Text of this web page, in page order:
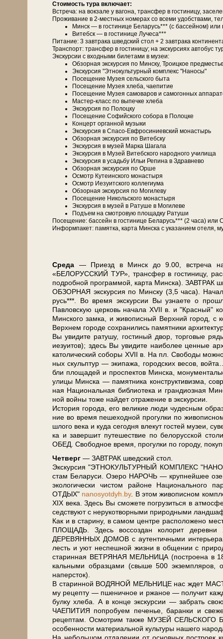
Сто­и­мость ту­ра вклю­ча­ет:
Встреча: на вок­за­ле у ва­го­на, транс­фер в го­сти­ни­цу,
Про­жи­ва­ние в 2-местных но­ме­рах со все­ми удоб­ства­ми,
Минск — в го­сти­ни­це Бе­ла­русь*** (с бас­сей­ном)
Ви­тебск — в го­сти­ни­це Лучеса***
Питание: 3 зав­тра­ка швед­ский стол + 2 зав­тра­ка
Транс­порт: транс­фер в го­сти­ни­цу; на экс­кур­си­ях ав­то­бус
Экскурсии с вход­ны­ми би­ле­та­ми в му­зеи:
Об­зор­ная экскурсия по Мин­ску, Тро­иц­кое
Экс­кур­сия "Эт­но­куль­тур­ный ком­плекс "На­но­сы"
По­се­ще­ние Музея сельского бы­та
По­се­ще­ние Музея хле­ба, чаепитие
По­се­ще­ние Музея са­мо­ва­ров и са­мо­гон­ных
Мастер-класс по выпечке хле­ба
Экс­кур­сия по Полоцку
По­се­ще­ние Со­фий­ско­го со­бо­ра в По­лоц­ке
Концерт органной му­зы­ки
Экс­кур­сия в Спасо-Евфросиниевский мо­на­стырь
Об­зор­ная экскурсия по Ви­теб­ску
Экс­кур­сия в му­зей Мар­ка Ша­га­ла
Экс­кур­сия в Музей Витебского на­род­но­го училища
Экс­кур­сия в усадь­бу Ильи Ре­пи­на в Здрав­не­во
Об­зор­ная экскурсия по Орше
Осмотр Кутеинского мо­на­сты­ря
Осмотр Иезуитского кол­ле­ги­ума
Об­зор­ная экскурсия по Мо­ги­ле­ву
По­се­ще­ние Ни­коль­ско­го мо­на­сты­ря
Экс­кур­сия в му­зей в Ра­ту­ше в Могилеве
Подъем на смот­ро­вую пло­щад­ку Ра­ту­ши
По­се­ще­ние: бас­сейн в го­сти­ни­це Бе­ла­русь*** (2 ча­са)
Ин­форм­па­кет: па­мят­ка, кар­та Мин­ска с ука­за­ни­ем оте­ля,
Сре­да — При­езд в Минск до 9.00, встре­ча
«БЕЛОРУССКИЙ ТУР», транс­фер в го­сти­ни­цу,
по­дроб­ной про­грам­мой, кар­та Мин­ска). ЗАВ­ТРАК
ОБЗОРНАЯ экскурсия по Мин­ску (3,5 ча­са).
русь***. Во вре­мя экс­кур­сии Вы узна­е­те о
Павловскую цер­ковь на­ча­ла ХVII в. и "Крас­ный"
Мин­ско­го зам­ка, и жи­во­пис­ный Верх­ний го­род, с
Верх­нем го­ро­де со­хра­ни­лись па­мят­ни­ки
Вы уви­ди­те ра­ту­шу, го­сти­ный двор, тор­го­вые
иезуи­тов); здесь Вы уви­ди­те наи­бо­лее цен­ные
ка­то­ли­че­ский со­бо­ры ХVII в. На пл. Сво­бо­ды
ных скульп­тур — эки­па­жа, го­род­ских ве­сов,
бли пло­ща­дей и про­спек­тов Мин­ска,
ули­цы Мин­ска — па­мят­ни­ка кон­ст­рук­ти­виз­ма,
ная На­ци­о­наль­ная биб­лио­те­ка и гран­ди­оз­ная
ной вой­ны то­же най­дет от­ра­же­ние в экс­кур­сии.
История го­ро­да, его ве­ли­кие лю­ди чу­дес­ным
ние во вре­мя пе­ше­ход­ной про­гул­ки по
шло­го ве­ка и ку­да се­год­ня вле­кут го­стей му­зеи,
ка и за­вер­шит пу­те­ше­ствие по бе­ло­рус­ской
ОБЕД. Сво­бод­ное вре­мя, про­гул­ки по го­ро­ду,
Чет­верг — ЗАВ­ТРАК швед­ский стол.
Экс­кур­сия "ЭТНОКУЛЬТУРНЫЙ КОМПЛЕКС
стам Бе­ла­ру­си. Озеро НАРОЧЬ — круп­ней­шее
экологически чистом рай­о­не На­ци­о­наль­но­го
ОТДЫХ" nanosyotdyh.by. В этом жи­во­пис­ном
XIX ве­ка. Здесь Вы смо­же­те по­гру­зить­ся в
сед­ству­ют с не­ру­ко­твор­ны­ми при­род­ны­ми
Как и в ста­ри­ну, в са­мом цен­тре рас­по­ло­же­но
ПЛОЩАДЬ. Здесь воссоздан ко­ло­рит
ДЕРЕВЯННЫХ ДОМОВ с аутен­тич­ны­ми
лесть и уют не­спеш­ной жиз­ни в об­ще­нии с
ста­рин­ная ВЕТРЯНАЯ МЕЛЬНИЦА (по­стро­е­на в
каль­ны­ми образцами (свы­ше 500 эк­зем­пля­ров,
наперсток).
В ста­рин­ной ВОДЯНОЙ МЕЛЬНИЦЕ нас ждет
му рецепту — пшеничное и ржаное — получит
булку хле­ба. А в кон­це экс­кур­сии — забрать
ЧАЕПИТИЯ по­про­бу­ем печенье, баранки и
рецептам. Осмотрим так­же МУЗЕЙ СЕЛЬСКОГО
осо­бен­но­сти ма­те­ри­аль­ной куль­ту­ры на­ше­го